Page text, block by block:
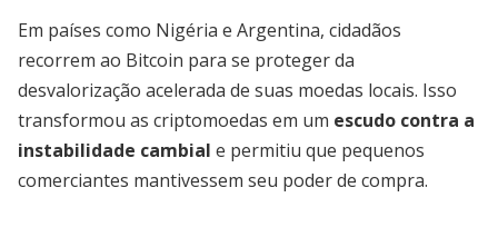
Em países como Nigéria e Argentina, cidadãos
recorrem ao Bitcoin para se proteger da
desvalorização acelerada de suas moedas locais. Isso
transformou as criptomoedas em um escudo contra a
instabilidade cambial e permitiu que pequenos
comerciantes mantivessem seu poder de compra.